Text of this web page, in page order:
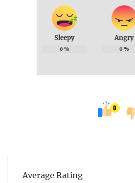
Sleepy
0 %
Angry
0 %
0
Average Rating